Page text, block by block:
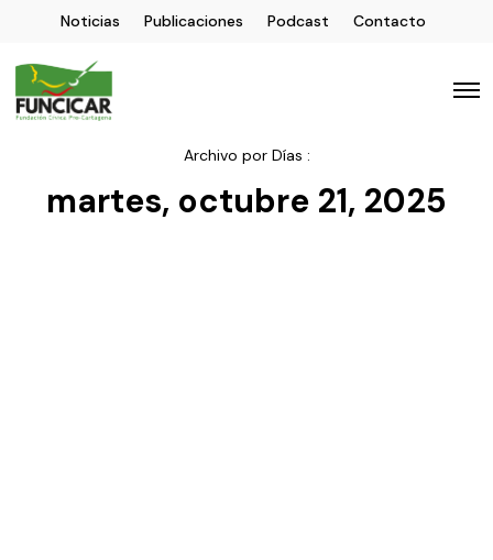
Noticias Publicaciones Podcast Contacto
Archivo por Días :
martes, octubre 21, 2025